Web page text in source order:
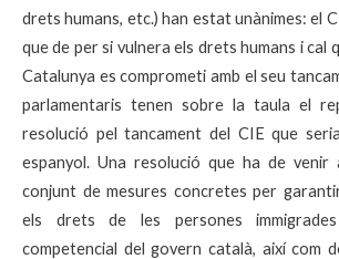
drets humans, etc.) han estat unànimes: el
que de per si vulnera els drets humans i cal
Catalunya es comprometi amb el seu
parlamentaris tenen sobre la taula el
resolució pel tancament del CIE que
espanyol. Una resolució que ha de venir
conjunt de mesures concretes per
els drets de les persones
competencial del govern català, així com